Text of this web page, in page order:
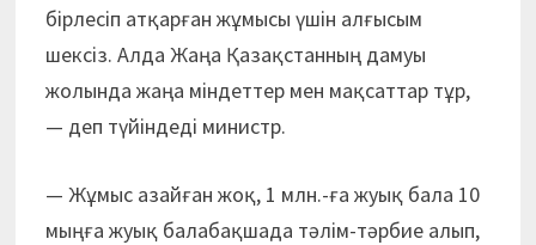
бірлесіп атқарған жұмысы үшін алғысым
шексіз. Алда Жаңа Қазақстанның дамуы
жолында жаңа міндеттер мен мақсаттар тұр,
— деп түйіндеді министр.
— Жұмыс азайған жоқ, 1 млн.-ға жуық бала 10
мыңға жуық балабақшада тәлім-тәрбие алып,